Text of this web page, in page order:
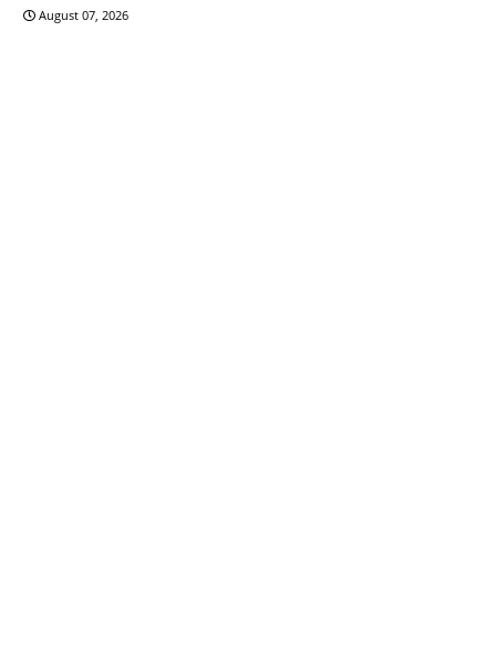
August 07, 2026